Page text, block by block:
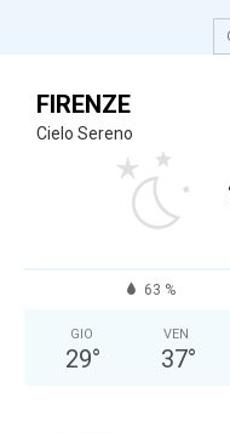
FIRENZE
Cielo Sereno
63 %
GIO
29°
VEN
37°